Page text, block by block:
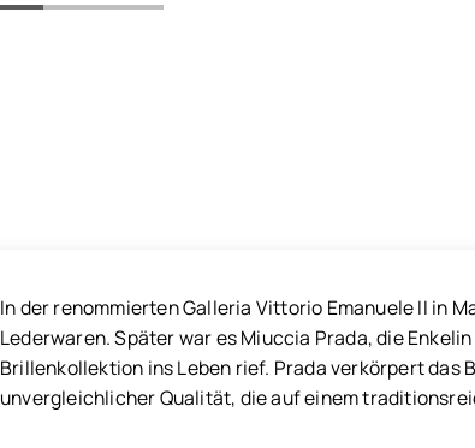
In der renommierten Galleria Vittorio Emanuele II in
Lederwaren. Später war es Miuccia Prada, die
Brillenkollektion ins Leben rief. Prada verkörpert
unvergleichlicher Qualität, die auf einem